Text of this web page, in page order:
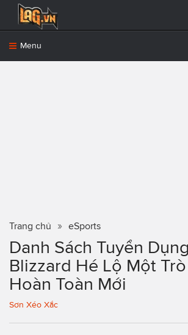
Menu
Trang chủ eSports
Danh Sách Tuyển
Blizzard Hé Lộ Một
Hoàn Toàn Mới
Sơn Xéo Xắc